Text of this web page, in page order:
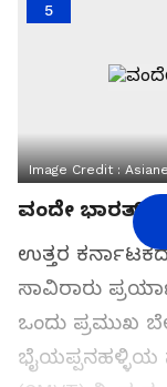
5
Image Credit :
ವಂದೇ ಭಾರತ್
ಉತ್ತರ
ಸಾವಿರಾರು
ಒಂದು ಪ್ರಮುಖ
ಭೈಯಪ್ಪನಹಳ್ಳಿಯ